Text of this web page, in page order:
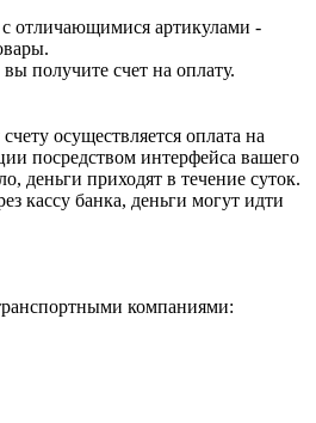
с отличающимися артикулами -
получите счет на оплату.
осуществляется оплата на
посредством интерфейса вашего
деньги приходят в течение суток.
кассу банка, деньги могут идти
компаниями: